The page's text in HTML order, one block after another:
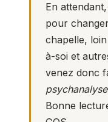
En
pour
chapelle,
à-soi et
venez donc
Bonne